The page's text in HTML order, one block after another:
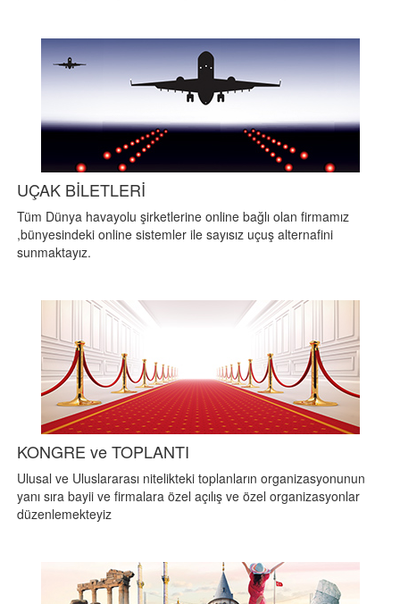
UÇAK BİLETLERİ
Tüm Dünya havayolu şirketlerine online bağlı olan firmamız
,bünyesindeki online sistemler ile sayısız uçuş alternafini
sunmaktayız.
KONGRE ve TOPLANTI
Ulusal ve Uluslararası nitelikteki toplanların organizasyonunun
yanı sıra bayii ve firmalara özel açılış ve özel organizasyonlar
düzenlemekteyiz